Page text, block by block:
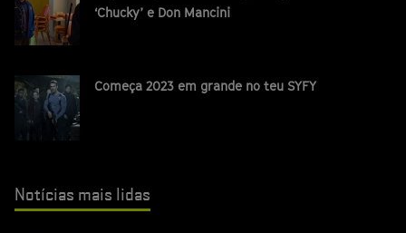
‘Chucky’ e Don Mancini
Começa 2023 em grande no teu SYFY
Notícias mais lidas